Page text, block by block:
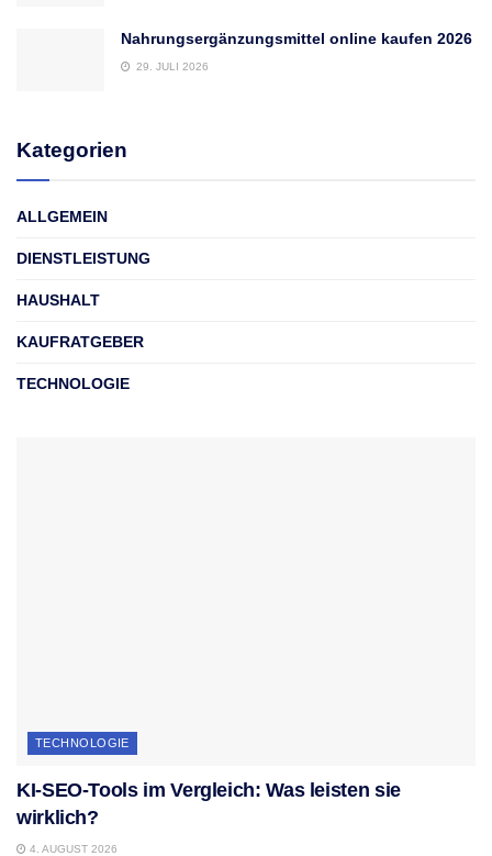
Nahrungsergänzungsmittel online kaufen 2026
29. JULI 2026
Kategorien
ALLGEMEIN
DIENSTLEISTUNG
HAUSHALT
KAUFRATGEBER
TECHNOLOGIE
TECHNOLOGIE
KI-SEO-Tools im Vergleich: Was leisten sie
wirklich?
4. AUGUST 2026